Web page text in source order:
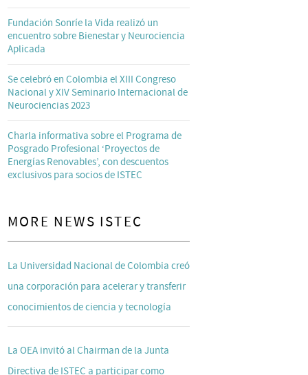
Fundación Sonríe la Vida realizó un
encuentro sobre Bienestar y Neurociencia
Aplicada
Se celebró en Colombia el XIII Congreso
Nacional y XIV Seminario Internacional de
Neurociencias 2023
Charla informativa sobre el Programa de
Posgrado Profesional ‘Proyectos de
Energías Renovables’, con descuentos
exclusivos para socios de ISTEC
MORE NEWS ISTEC
La Universidad Nacional de Colombia creó
una corporación para acelerar y transferir
conocimientos de ciencia y tecnología
La OEA invitó al Chairman de la Junta
Directiva de ISTEC a participar como